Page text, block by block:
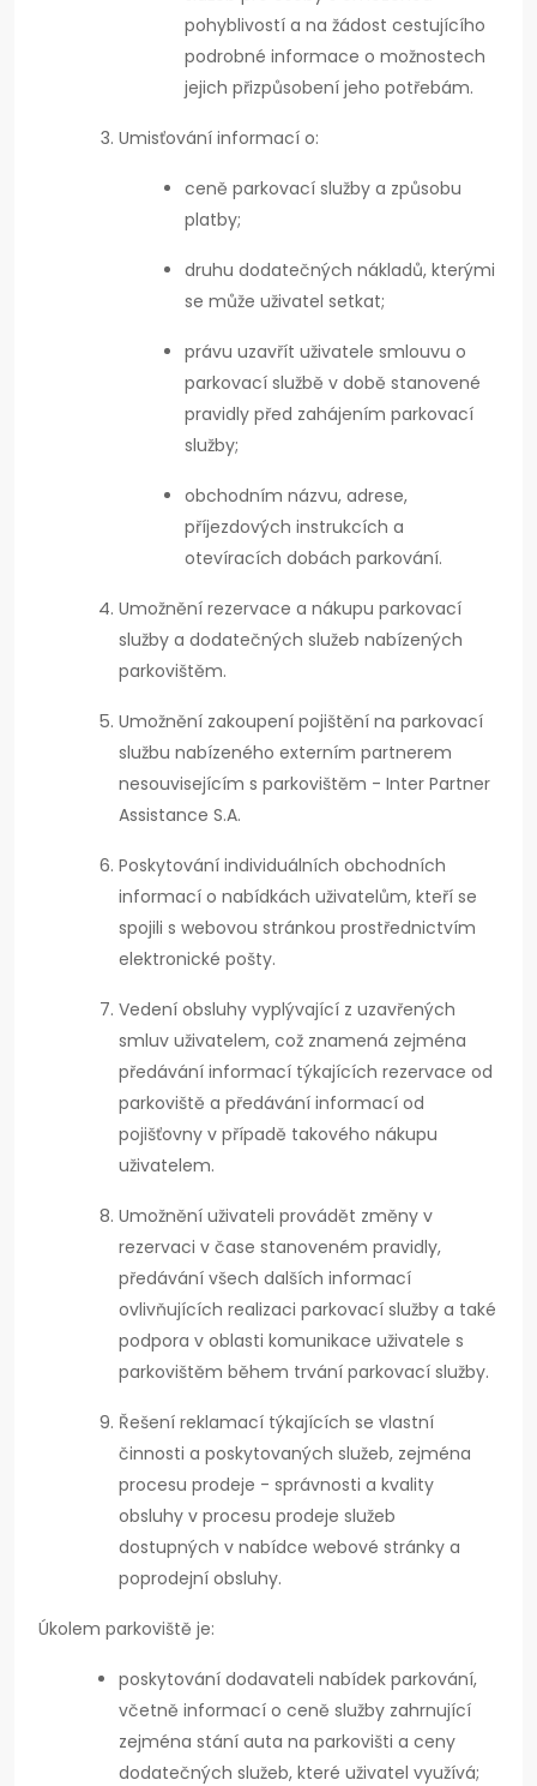
pohyblivostí a na žádost cestujícího
podrobné informace o možnostech
jejich přizpůsobení jeho potřebám.
Umisťování informací o:
ceně parkovací služby a způsobu
platby;
druhu dodatečných nákladů, kterými
se může uživatel setkat;
právu uzavřít uživatele smlouvu o
parkovací službě v době stanovené
pravidly před zahájením parkovací
služby;
obchodním názvu, adrese,
příjezdových instrukcích a
otevíracích dobách parkování.
Umožnění rezervace a nákupu parkovací
služby a dodatečných služeb nabízených
parkovištěm.
Umožnění zakoupení pojištění na parkovací
službu nabízeného externím partnerem
nesouvisejícím s parkovištěm - Inter Partner
Assistance S.A.
Poskytování individuálních obchodních
informací o nabídkách uživatelům, kteří se
spojili s webovou stránkou prostřednictvím
elektronické pošty.
Vedení obsluhy vyplývající z uzavřených
smluv uživatelem, což znamená zejména
předávání informací týkajících rezervace od
parkoviště a předávání informací od
pojišťovny v případě takového nákupu
uživatelem.
Umožnění uživateli provádět změny v
rezervaci v čase stanoveném pravidly,
předávání všech dalších informací
ovlivňujících realizaci parkovací služby a také
podpora v oblasti komunikace uživatele s
parkovištěm během trvání parkovací služby.
Řešení reklamací týkajících se vlastní
činnosti a poskytovaných služeb, zejména
procesu prodeje - správnosti a kvality
obsluhy v procesu prodeje služeb
dostupných v nabídce webové stránky a
poprodejní obsluhy.
Úkolem parkoviště je:
poskytování dodavateli nabídek parkování,
včetně informací o ceně služby zahrnující
zejména stání auta na parkovišti a ceny
dodatečných služeb, které uživatel využívá;